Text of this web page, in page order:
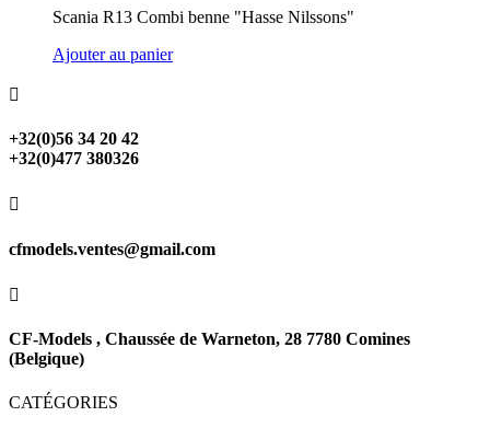
Scania R13 Combi benne "Hasse Nilssons"
Ajouter au panier

+32(0)56 34 20 42
+32(0)477 380326

cfmodels.ventes@gmail.com

CF-Models , Chaussée de Warneton, 28 7780 Comines
(Belgique)
CATÉGORIES